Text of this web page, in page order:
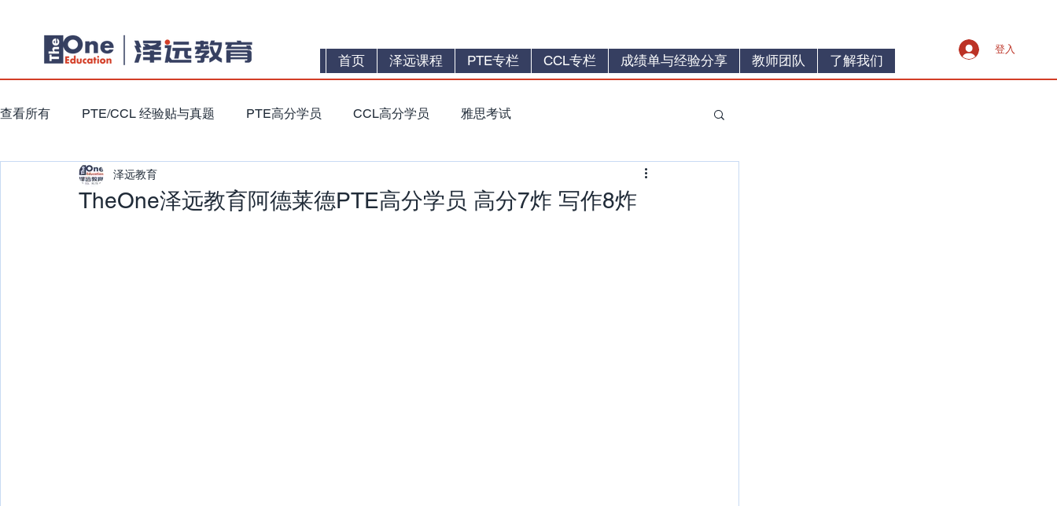
首页 泽远课程 PTE专栏 CCL专栏 成绩单与经验分享 教师团队 了解我们
登入
查看所有 PTE/CCL 经验贴与真题 PTE高分学员 CCL高分学员 雅思考试
TheOne泽远教育阿德莱德PTE高分学员 高分7炸 写作8炸
泽远教育